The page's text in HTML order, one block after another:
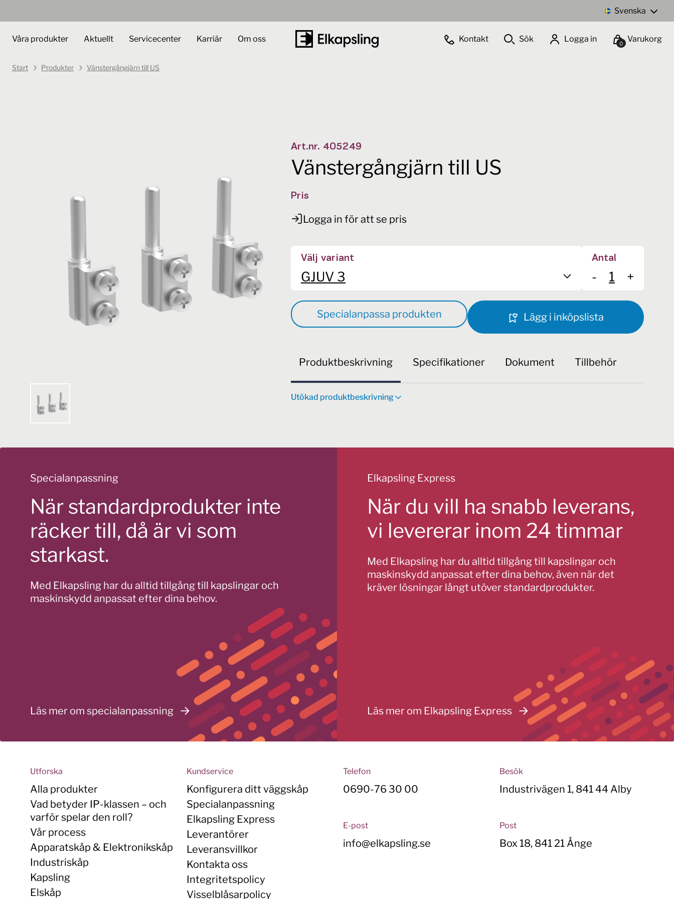
Svenska
Våra produkter Aktuellt Servicecenter Karriär Om oss Kontakt Sök Logga in Varukorg
0
Start Produkter Vänstergångjärn till US
Art.nr.405249
Art.nr. 405249
Vänstergångjärn till US
Pris
Logga in för att se pris
Välj variant
GJUV 3
Antal
- +
Specialanpassa produkten Lägg i inköpslista
Produktbeskrivning Specifikationer Dokument Tillbehör
Utökad produktbeskrivning
Specialanpassning
När standardprodukter inte
räcker till, då är vi som
starkast.
Med Elkapsling har du alltid tillgång till kapslingar och
maskinskydd anpassat efter dina behov.
Läs mer om specialanpassning
Elkapsling Express
När du vill ha snabb leverans,
vi levererar inom 24 timmar
Med Elkapsling har du alltid tillgång till kapslingar och
maskinskydd anpassat efter dina behov, även när det
kräver lösningar långt utöver standardprodukter.
Läs mer om Elkapsling Express
Utforska
Alla produkter
Vad betyder IP-klassen – och
varför spelar den roll?
Vår process
Apparatskåp & Elektronikskåp
Industriskåp
Kapsling
Elskåp
Kundservice
Konfigurera ditt väggskåp
Specialanpassning
Elkapsling Express
Leverantörer
Leveransvillkor
Kontakta oss
Integritetspolicy
Visselblåsarpolicy
Telefon
0690-76 30 00
E-post
info@elkapsling.se
Besök
Industrivägen 1, 841 44 Alby
Post
Box 18, 841 21 Ånge